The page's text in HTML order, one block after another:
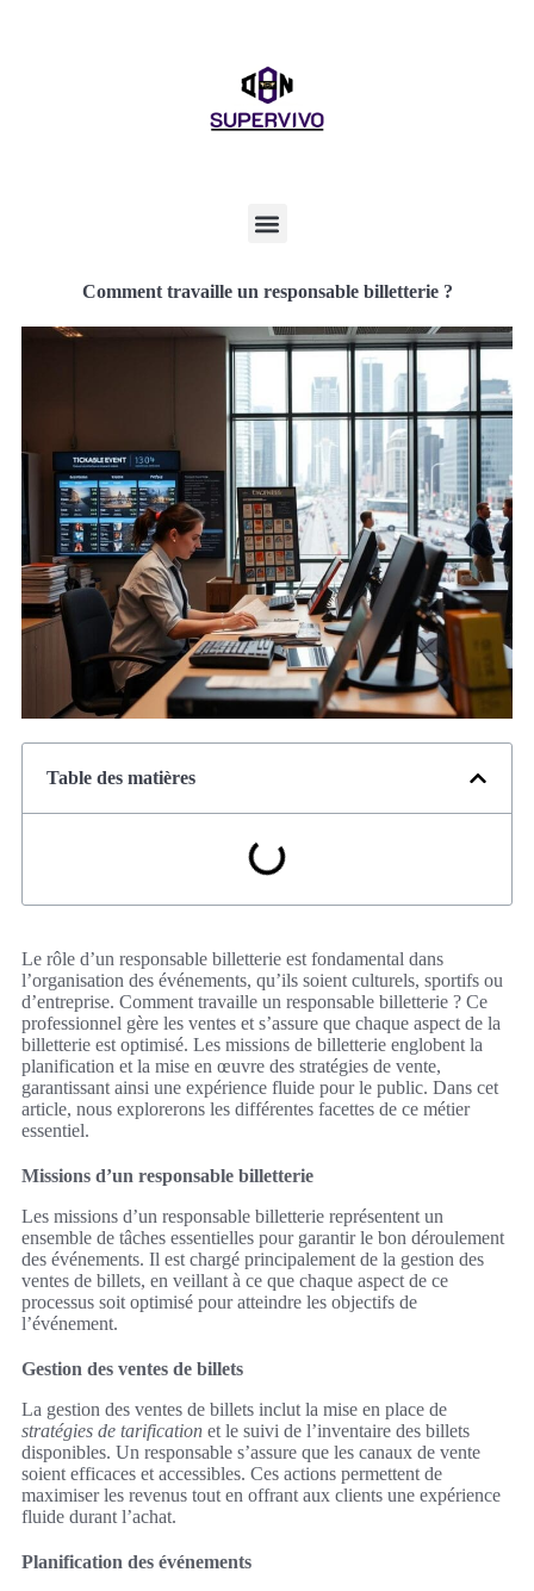
Comment travaille un responsable billetterie ?
Table des matières
Le rôle d’un responsable billetterie est fondamental dans
l’organisation des événements, qu’ils soient culturels, sportifs ou
d’entreprise. Comment travaille un responsable billetterie ? Ce
professionnel gère les ventes et s’assure que chaque aspect de la
billetterie est optimisé. Les missions de billetterie englobent la
planification et la mise en œuvre des stratégies de vente,
garantissant ainsi une expérience fluide pour le public. Dans cet
article, nous explorerons les différentes facettes de ce métier
essentiel.
Missions d’un responsable billetterie
Les missions d’un responsable billetterie représentent un
ensemble de tâches essentielles pour garantir le bon déroulement
des événements. Il est chargé principalement de la gestion des
ventes de billets, en veillant à ce que chaque aspect de ce
processus soit optimisé pour atteindre les objectifs de
l’événement.
Gestion des ventes de billets
La gestion des ventes de billets inclut la mise en place de
stratégies de tarification et le suivi de l’inventaire des billets
disponibles. Un responsable s’assure que les canaux de vente
soient efficaces et accessibles. Ces actions permettent de
maximiser les revenus tout en offrant aux clients une expérience
fluide durant l’achat.
Planification des événements